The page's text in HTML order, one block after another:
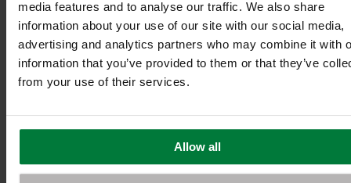
media features and to analyse our traffic. We also share
information about your use of our site with our social media,
advertising and analytics partners who may combine it with
information that you’ve provided to them or that they’ve
from your use of their services.
Allow all
μεταβολικό σύστημα και επηρεάζει την
παραγωγή θυρεοειδικών ορμονών. Τέλος,
πολλές χώρες απαγορεύουν την πώληση
αντηλιακών που παρασκευάζονται με
οκτινοξάτη, επειδή μπορεί να είναι επιβλαβή για
τους υδρόβιους οργανισμούς.
Ομοσαλάτη (Homosalate)
τις ορμόνες και παράγει τοξικά υποπροϊόντα